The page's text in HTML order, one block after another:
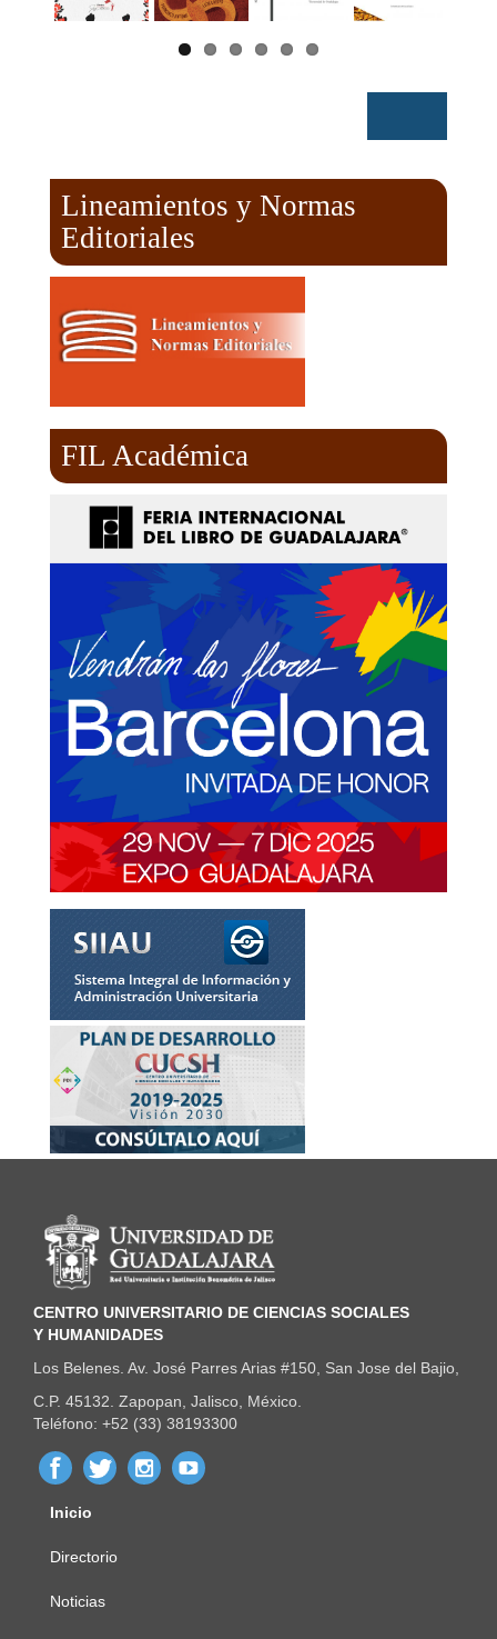
Lineamientos y Normas
Editoriales
FIL Académica
Información del portal
CENTRO UNIVERSITARIO DE CIENCIAS SOCIALES
Y HUMANIDADES
Los Belenes. Av. José Parres Arias #150, San Jose del Bajio,
C.P. 45132. Zapopan, Jalisco, México.
Teléfono: +52 (33) 38193300
Menú
principal
Inicio
Directorio
Noticias